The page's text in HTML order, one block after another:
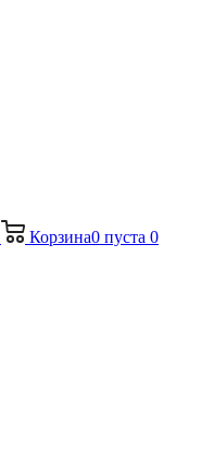
Корзина0 пуста 0